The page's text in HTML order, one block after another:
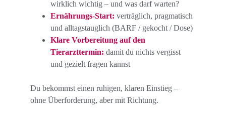
wirklich wichtig – und was darf warten?
Ernährungs-Start: verträglich, pragmatisch
und alltagstauglich (BARF / gekocht / Dose)
Klare Vorbereitung auf den
Tierarzttermin: damit du nichts vergisst
und gezielt fragen kannst
Du bekommst einen ruhigen, klaren Einstieg –
ohne Überforderung, aber mit Richtung.